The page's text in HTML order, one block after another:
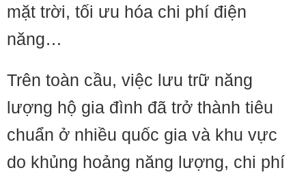
mặt trời, tối ưu hóa chi phí điện
năng…
Trên toàn cầu, việc lưu trữ năng
lượng hộ gia đình đã trở thành tiêu
chuẩn ở nhiều quốc gia và khu vực
do khủng hoảng năng lượng, chi phí